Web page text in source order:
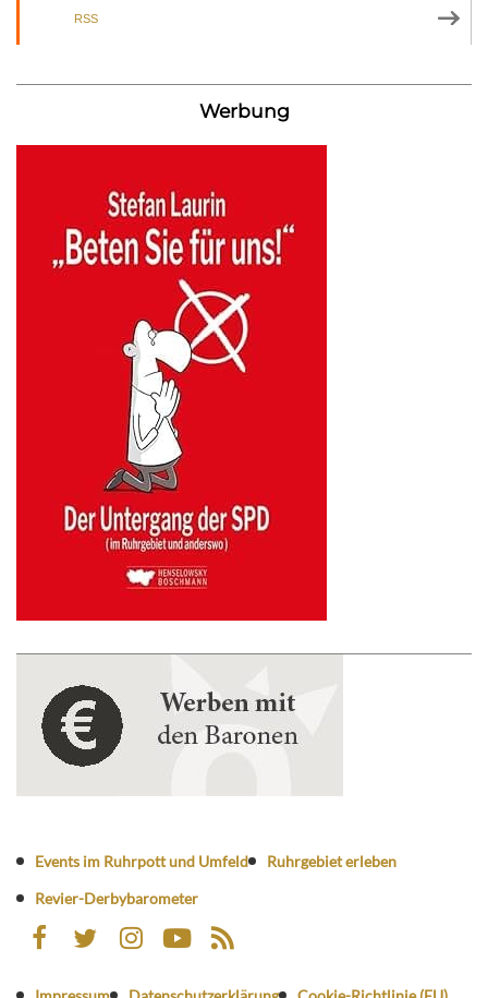
RSS
Werbung
Events im Ruhrpott und Umfeld
Ruhrgebiet erleben
Revier-Derbybarometer